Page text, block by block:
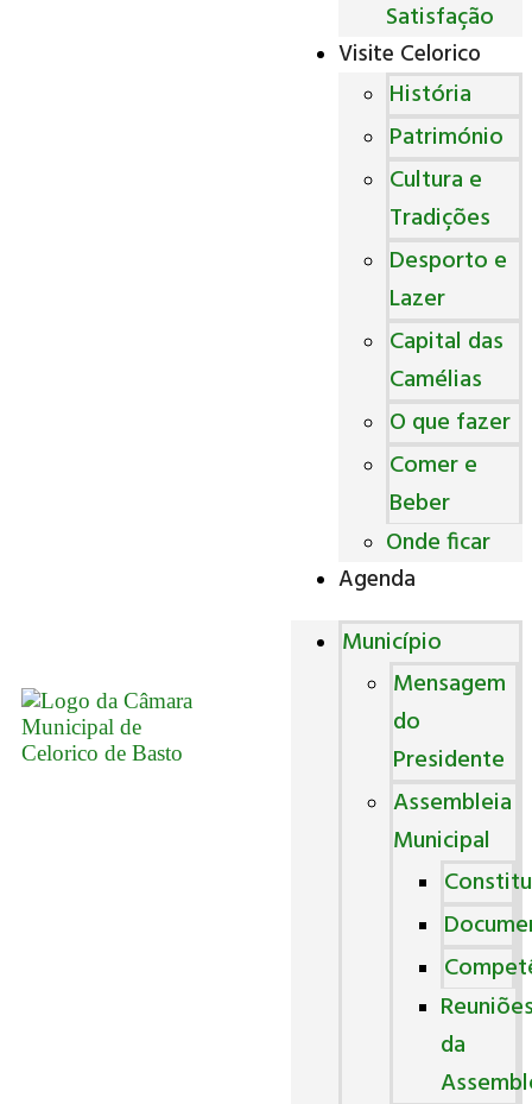
Satisfação
Visite Celorico
História
Património
Cultura e
Tradições
Desporto e
Lazer
Capital das
Camélias
O que fazer
Comer e
Beber
Onde ficar
Agenda
Município
Mensagem
do
Presidente
Assembleia
Municipal
da